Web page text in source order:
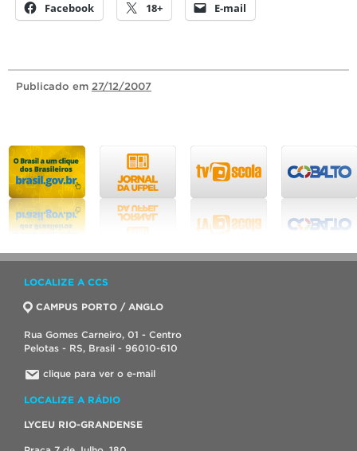
Facebook 18+ E-mail
Publicado em 27/12/2007
LOCALIZE A CCS
CAMPUS PORTO / ANGLO
Rua Gomes Carneiro, 01 - Centro
Pelotas - RS, Brasil - 96010-610
clique para ver o e-mail
LOCALIZE A RÁDIO
LYCEU RIO-GRANDENSE